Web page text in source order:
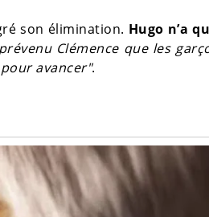
son élimination. Hugo n’a
Clémence que les
avancer".